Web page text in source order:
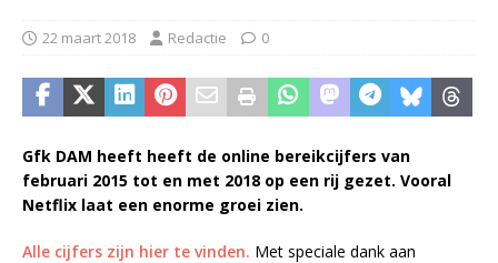
22 maart 2018 Redactie 0
Gfk DAM heeft heeft de online bereikcijfers van
februari 2015 tot en met 2018 op een rij gezet. Vooral
Netflix laat een enorme groei zien.
Alle cijfers zijn hier te vinden. Met speciale dank aan